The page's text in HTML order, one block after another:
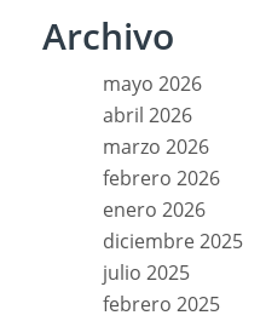
Archivo
mayo 2026
abril 2026
marzo 2026
febrero 2026
enero 2026
diciembre 2025
julio 2025
febrero 2025